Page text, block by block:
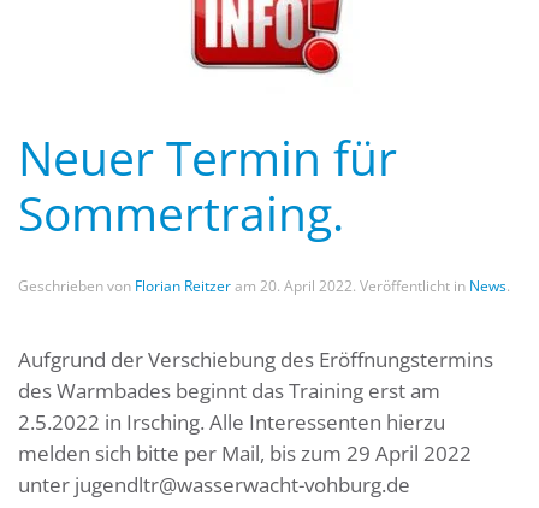
Neuer Termin für
Sommertraing.
Geschrieben von Florian Reitzeram 20. April 2022. Veröffentlicht in News.
Aufgrund der Verschiebung des Eröffnungstermins
des Warmbades beginnt das Training erst am
2.5.2022 in Irsching. Alle Interessenten hierzu
melden sich bitte per Mail, bis zum 29 April 2022
unter jugendltr@wasserwacht-vohburg.de